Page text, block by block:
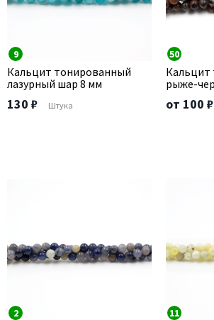
9
Кальцит тонированный
лазурный шар 8 мм
130 ₽ Штука
50
Кальцит
рыже-
от 100 ₽
2 11